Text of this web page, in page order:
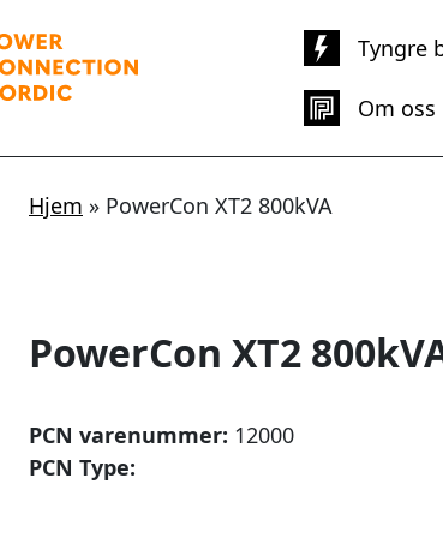
Tyngre
Om oss
Hjem » PowerCon XT2 800kVA
PowerCon XT2
PCN varenummer: 12000
PCN Type: